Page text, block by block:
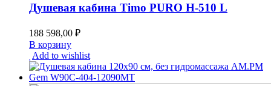
Душевая кабина Timo PURO H-510 L
188 598,00 ₽
В корзину
Add to wishlist